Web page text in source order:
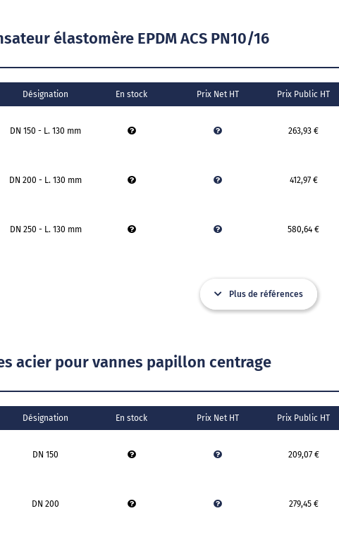
élastomère EPDM ACS PN10/16
Désignation En stock Prix Net HT Prix Public HT
DN 150 - L. 130 mm 263,93 €
DN 200 - L. 130 mm 412,97 €
DN 250 - L. 130 mm 580,64 €
Plus de références
acier pour vannes papillon centrage
Désignation En stock Prix Net HT Prix Public HT
DN 150 209,07 €
DN 200 279,45 €